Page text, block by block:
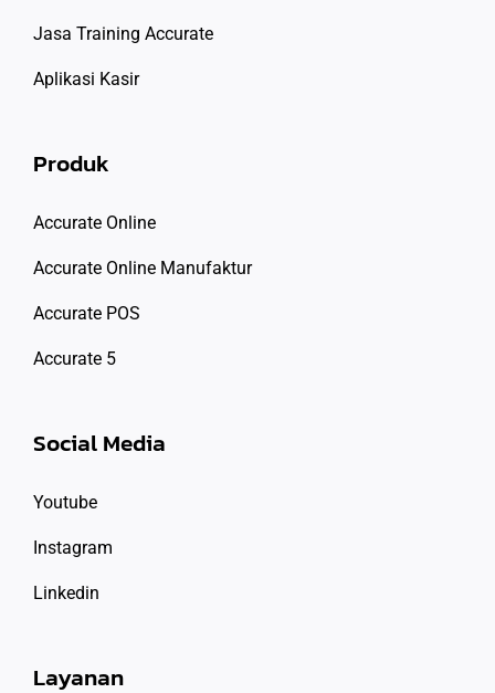
Jasa Training Accurate
Aplikasi Kasir
Produk
Accurate Online
Accurate Online Manufaktur
Accurate POS
Accurate 5
Social Media
Youtube
Instagram
Linkedin
Layanan